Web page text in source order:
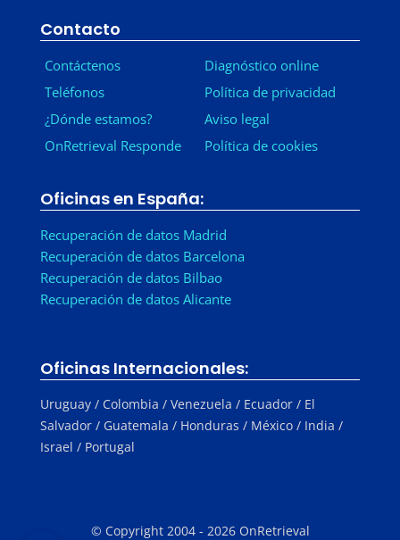
Contacto
Contáctenos
Teléfonos
¿Dónde estamos?
OnRetrieval Responde
Diagnóstico online
Política de privacidad
Aviso legal
Política de cookies
Oficinas en España:
Recuperación de datos Madrid
Recuperación de datos Barcelona
Recuperación de datos Bilbao
Recuperación de datos Alicante
Oficinas Internacionales:
Uruguay / Colombia / Venezuela / Ecuador / El
Salvador / Guatemala / Honduras / México / India /
Israel / Portugal
© Copyright 2004 - 2026 OnRetrieval